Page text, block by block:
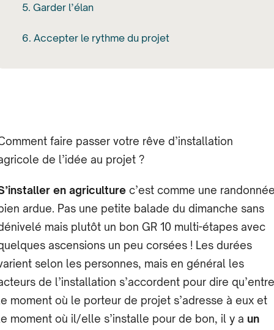
5. Garder l’élan
6. Accepter le rythme du projet
faire passer votre rêve d’installation
de l’idée au projet ?
en agriculturec’est comme une
ardue. Pas une petite balade du dimanche sans
mais plutôt un bon GR 10 multi-étapes avec
ascensions un peu corsées ! Les durées
selon les personnes, mais en général les
de l’installation s’accordent pour dire qu’entre
moment où le porteur de projet s’adresse à eux et
moment où il/elle s’installe pour de bon, il y a un